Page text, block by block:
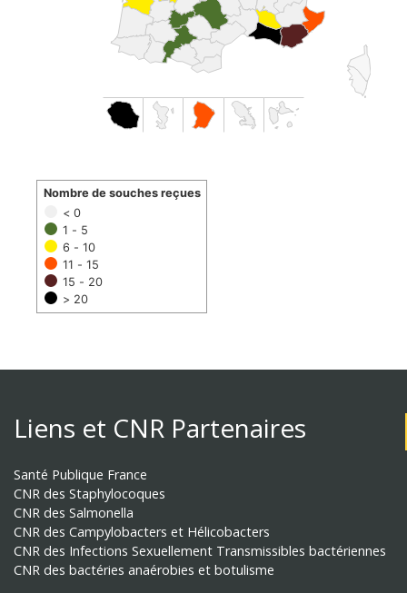
< 0
1 - 5
6 - 10
11 - 15
15 - 20
> 20
Nombre de souches reçues
Liens et CNR Partenaires
Santé Publique France
CNR des Staphylocoques
CNR des Salmonella
CNR des Campylobacters et Hélicobacters
CNR des Infections Sexuellement Transmissibles bactériennes
CNR des bactéries anaérobies et botulisme